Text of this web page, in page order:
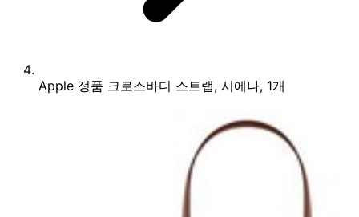
Apple 정품 크로스바디 스트랩, 시에나, 1개